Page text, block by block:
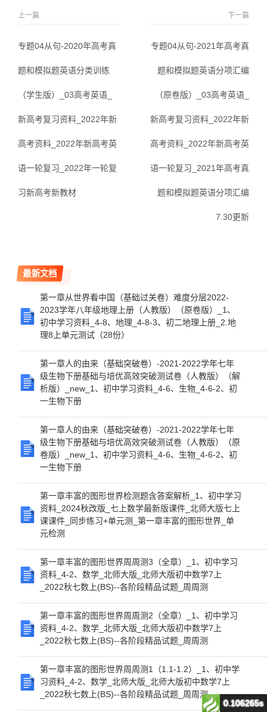
上一篇
专题04从句-2020年高考真
题和模拟题英语分类训练
（学生版）_03高考英语_
新高考复习资料_2022年新
高考资料_2022年新高考英
语一轮复习_2022年一轮复
习新高考新教材
下一篇
专题04从句-2021年高考真
题和模拟题英语分项汇编
（原卷版）_03高考英语_
新高考复习资料_2022年新
高考资料_2022年新高考英
语一轮复习_2021年高考真
题和模拟题英语分项汇编
7.30更新
最新文档
第一章从世界看中国（基础过关卷）难度分层2022-
2023学年八年级地理上册（人教版）（原卷版）_1、
初中学习资料_4-8、地理_4-8-3、初二地理上册_2.地
理8上单元测试（28份）
第一章人的由来（基础突破卷）-2021-2022学年七年
级生物下册基础与培优高效突破测试卷（人教版）（解
析版）_new_1、初中学习资料_4-6、生物_4-6-2、初
一生物下册
第一章人的由来（基础突破卷）-2021-2022学年七年
级生物下册基础与培优高效突破测试卷（人教版）（原
卷版）_new_1、初中学习资料_4-6、生物_4-6-2、初
一生物下册
第一章丰富的图形世界检测题含答案解析_1、初中学习
资料_2024秋改版_七上数学最新版课件_北师大版七上
课课件_同步练习+单元测_第一章丰富的图形世界_单
元检测
第一章丰富的图形世界周周测3（全章）_1、初中学习
资料_4-2、数学_北师大版_北师大版初中数学7上
_2022秋七数上(BS)--各阶段精品试题_周周测
第一章丰富的图形世界周周测2（全章）_1、初中学习
资料_4-2、数学_北师大版_北师大版初中数学7上
_2022秋七数上(BS)--各阶段精品试题_周周测
第一章丰富的图形世界周周测1（1.1-1.2）_1、初中学
习资料_4-2、数学_北师大版_北师大版初中数学7上
_2022秋七数上(BS)--各阶段精品试题_周周测
0.106265s